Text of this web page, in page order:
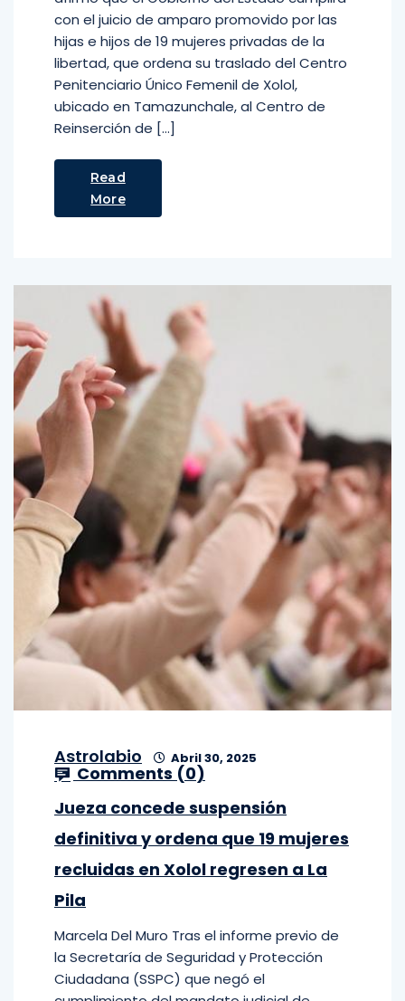
con el juicio de amparo promovido por las
hijas e hijos de 19 mujeres privadas de la
libertad, que ordena su traslado del Centro
Penitenciario Único Femenil de Xolol,
ubicado en Tamazunchale, al Centro de
Reinserción de […]
Read
More
Astrolabio Abril 30, 2025
Comments (0)
Jueza concede suspensión
definitiva y ordena que 19 mujeres
recluidas en Xolol regresen a La
Pila
Marcela Del Muro Tras el informe previo de
la Secretaría de Seguridad y Protección
Ciudadana (SSPC) que negó el